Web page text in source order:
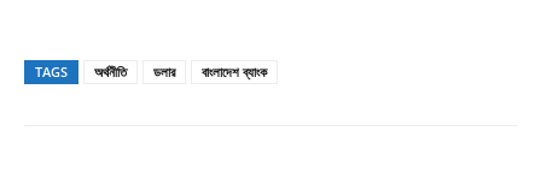
TAGS অর্থনীতি ডলার বাংলাদেশ ব্যাংক